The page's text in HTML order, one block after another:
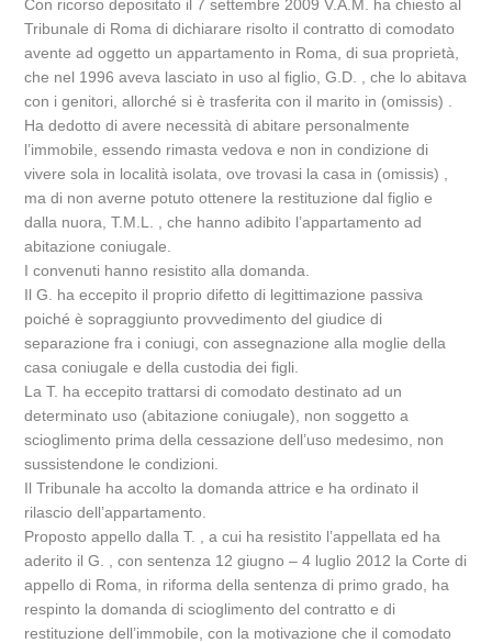
Con ricorso depositato il 7 settembre 2009 V.A.M. ha chiesto al
Tribunale di Roma di dichiarare risolto il contratto di comodato
avente ad oggetto un appartamento in Roma, di sua proprietà,
che nel 1996 aveva lasciato in uso al figlio, G.D. , che lo abitava
con i genitori, allorché si è trasferita con il marito in (omissis) .
Ha dedotto di avere necessità di abitare personalmente
l’immobile, essendo rimasta vedova e non in condizione di
vivere sola in località isolata, ove trovasi la casa in (omissis) ,
ma di non averne potuto ottenere la restituzione dal figlio e
dalla nuora, T.M.L. , che hanno adibito l’appartamento ad
abitazione coniugale.
I convenuti hanno resistito alla domanda.
Il G. ha eccepito il proprio difetto di legittimazione passiva
poiché è sopraggiunto provvedimento del giudice di
separazione fra i coniugi, con assegnazione alla moglie della
casa coniugale e della custodia dei figli.
La T. ha eccepito trattarsi di comodato destinato ad un
determinato uso (abitazione coniugale), non soggetto a
scioglimento prima della cessazione dell’uso medesimo, non
sussistendone le condizioni.
Il Tribunale ha accolto la domanda attrice e ha ordinato il
rilascio dell’appartamento.
Proposto appello dalla T. , a cui ha resistito l’appellata ed ha
aderito il G. , con sentenza 12 giugno – 4 luglio 2012 la Corte di
appello di Roma, in riforma della sentenza di primo grado, ha
respinto la domanda di scioglimento del contratto e di
restituzione dell’immobile, con la motivazione che il comodato